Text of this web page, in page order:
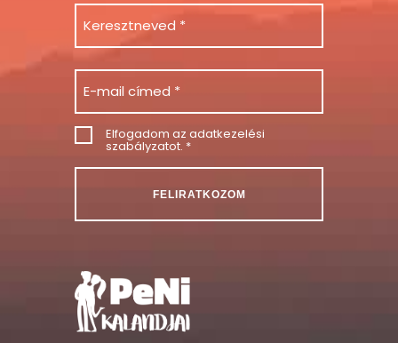
Consent
Elfogadom az adatkezelési
szabályzatot. *